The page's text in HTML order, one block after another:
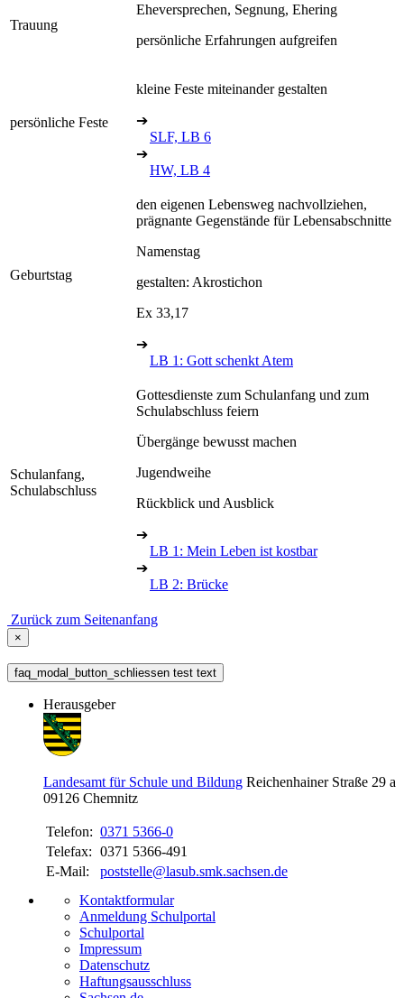
Trauung
Eheversprechen, Segnung, Ehering
persönliche Erfahrungen aufgreifen
persönliche Feste
kleine Feste miteinander gestalten
➔
SLF, LB 6
➔
HW, LB 4
Geburtstag
den eigenen Lebensweg nachvollziehen,
prägnante Gegenstände für Lebensabschnitte
Namenstag
gestalten: Akrostichon
Ex 33,17
➔
LB 1: Gott schenkt Atem
Schulanfang,
Schulabschluss
Gottesdienste zum Schulanfang und zum
Schulabschluss feiern
Übergänge bewusst machen
Jugendweihe
Rückblick und Ausblick
➔
LB 1: Mein Leben ist kostbar
➔
LB 2: Brücke
Zurück zum Seitenanfang
×
faq_modal_button_schliessen test text
Herausgeber
Landesamt für Schule und Bildung Reichenhainer Straße 29 a
09126 Chemnitz
Telefon: 0371 5366-0
Telefax: 0371 5366-491
E-Mail:
poststelle@lasub.smk.sachsen.de
Kontaktformular
Anmeldung Schulportal
Schulportal
Impressum
Datenschutz
Haftungsausschluss